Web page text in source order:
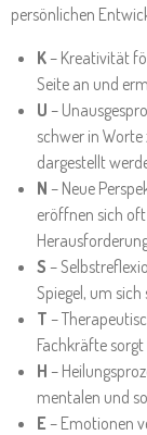
persönlichen
K– Kreativität
Seite an und
U –
schwer in
dargestellt
N – Neue
eröffnen sich
S –
Spiegel, um sich
T –
Fachkräfte
H –
mentalen und
E – Emotionen